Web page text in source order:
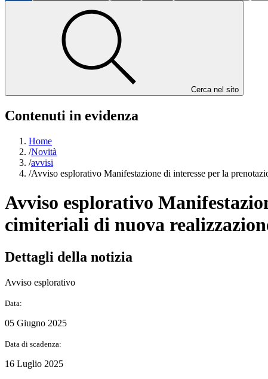
Cerca nel sito
Contenuti in evidenza
Home
/Novità
/avvisi
/Avviso esplorativo Manifestazione di interesse per la
Avviso esplorativo
cimiteriali di nuova
Dettagli della notizia
Avviso esplorativo
Data:
05 Giugno 2025
Data di scadenza:
16 Luglio 2025